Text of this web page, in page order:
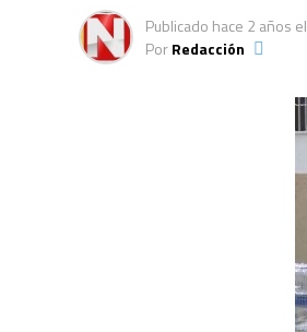
Publicado hace 2 años el
PorRedacción